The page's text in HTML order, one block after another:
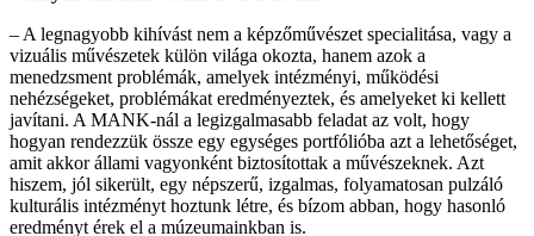
– A legnagyobb kihívást nem a képzőművészet specialitása, vagy a
vizuális művészetek külön világa okozta, hanem azok a
menedzsment problémák, amelyek intézményi, működési
nehézségeket, problémákat eredményeztek, és amelyeket ki kellett
javítani. A MANK-nál a legizgalmasabb feladat az volt, hogy
hogyan rendezzük össze egy egységes portfólióba azt a lehetőséget,
amit akkor állami vagyonként biztosítottak a művészeknek. Azt
hiszem, jól sikerült, egy népszerű, izgalmas, folyamatosan pulzáló
kulturális intézményt hoztunk létre, és bízom abban, hogy hasonló
eredményt érek el a múzeumainkban is.